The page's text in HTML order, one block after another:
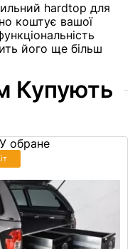
hardtop для
коштує вашої
його ще більш
Купують
У обране